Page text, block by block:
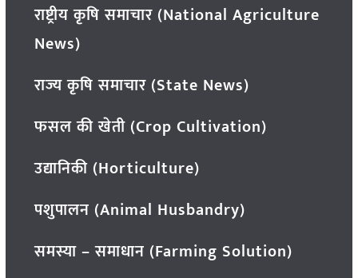
राष्ट्रीय कृषि समाचार (National Agriculture
News)
राज्य कृषि समाचार (State News)
फसल की खेती (Crop Cultivation)
उद्यानिकी (Horticulture)
पशुपालन (Animal Husbandry)
समस्या – समाधान (Farming Solution)